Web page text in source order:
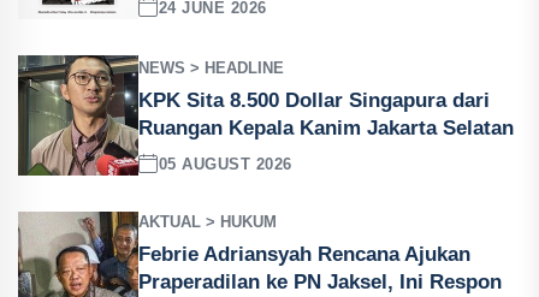
24 JUNE 2026
NEWS > HEADLINE
KPK Sita 8.500 Dollar Singapura dari
Ruangan Kepala Kanim Jakarta Selatan
05 AUGUST 2026
AKTUAL > HUKUM
Febrie Adriansyah Rencana Ajukan
Praperadilan ke PN Jaksel, Ini Respon